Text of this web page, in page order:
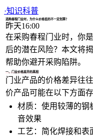
·知识科普
选购春程门业时，为什么价格低的不一定划算？
昨天16:00
在采购春程门业时，你
后的潜在风险？本文将
帮助你避开采购陷阱。
一、门业价格差异的真相
门业产品的价格差异往
价产品可能在以下方面存
材质：使用较薄的钢
音效果
工艺：简化焊接和表